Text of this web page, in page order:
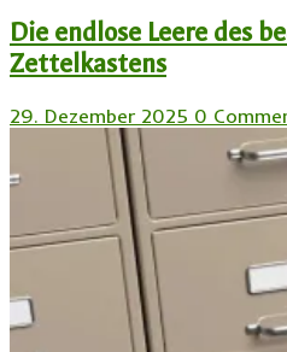
Die endlose Leere des
Zettelkastens
29. Dezember 2025 0